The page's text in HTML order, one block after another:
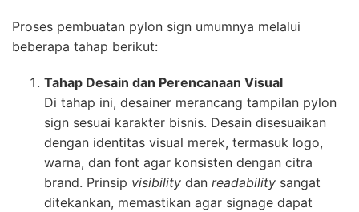
Proses pembuatan pylon sign umumnya melalui
beberapa tahap berikut:
Tahap Desain dan Perencanaan Visual
Di tahap ini, desainer merancang tampilan pylon
sign sesuai karakter bisnis. Desain disesuaikan
dengan identitas visual merek, termasuk logo,
warna, dan font agar konsisten dengan citra
brand. Prinsip visibility dan readability sangat
ditekankan, memastikan agar signage dapat